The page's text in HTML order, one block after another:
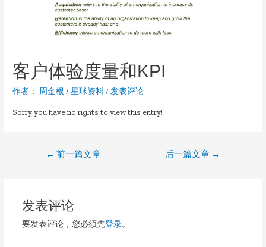
客户体验度量和KPI
作者： 周金根 /星球资料/发表评论
Sorry you have no rights to view this entry!
航
← 前一篇文章 后一篇文章 →
发表评论
要发表评论，您必须先登录。